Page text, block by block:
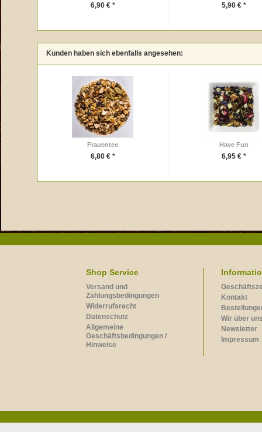
6,90 € * 5,90 € *
Kunden haben sich ebenfalls angesehen:
Frauentee
6,80 € *
Have Fun
6,95 € *
Shop Service
Versand und
Zahlungsbedingungen
Widerrufsrecht
Datenschutz
Allgemeine
Geschäftsbedingungen /
Hinweise
Kontakt
Wir über
Newsletter
Impressum